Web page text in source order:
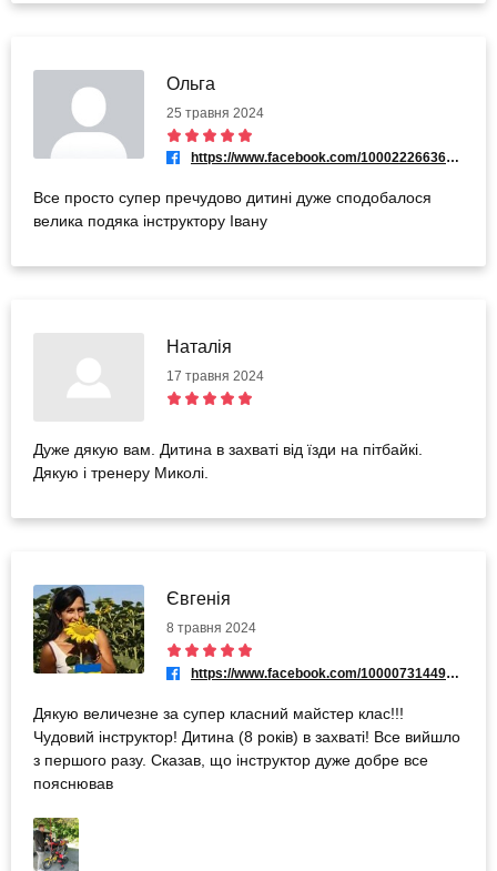
Ольга
25 травня 2024
https://www.facebook.com/100022266366953
Все просто супер пречудово дитині дуже сподобалося
велика подяка інструктору Івану
Наталія
17 травня 2024
Дуже дякую вам. Дитина в захваті від їзди на пітбайкі.
Дякую і тренеру Миколі.
Євгенія
8 травня 2024
https://www.facebook.com/100007314499220
Дякую величезне за супер класний майстер клас!!!
Чудовий інструктор! Дитина (8 років) в захваті! Все вийшло
з першого разу. Сказав, що інструктор дуже добре все
пояснював